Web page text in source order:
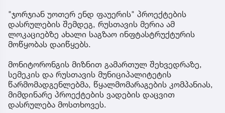
"ჯორჯიან უოთერ ენდ ფაუერის" პროექტების
დასრულების შემდეგ, რუსთავის მერია ამ
ლოკაციებზე ახალი საგზაო ინფტასტრუქტურის
მოწყობას დაიწყებს.
მონიტორონგის მიზნით გამართულ შეხვედრაზე,
სემეკის და რუსთავის მუნიციპალიტეტის
წარმომადგენლებმა, წყალმომარაგების კომპანიას,
მიმდინარე პროექტების ვადების დაცვით
დასრულება მოსთხოვეს.